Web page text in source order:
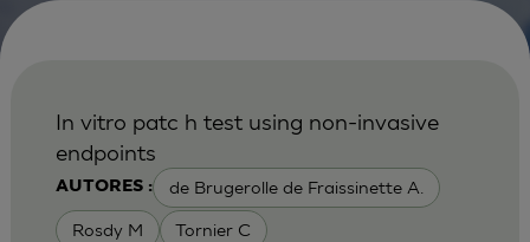
AUTORES : de Brugerolle de Fraissinette A.
Rosdy M Tornier C
In vitro patc h test using non-invasive
endpoints